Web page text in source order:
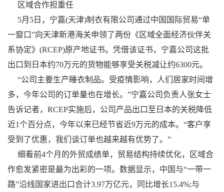
区域合作担重任
5月5日，宁嘉(天津)制衣有限公司通过中国国际贸易“单
一窗口”向天津新港海关申领了两份《区域全面经济伙伴关
系协定》(RCEP)原产地证书。凭借该证书，宁嘉公司这批
出口到日本约70万元的货物能够享受关税减让约6300元。
“公司主要生产睡衣制品。受疫情影响，人们居家时间增
多，今年公司的订单量也在增长。”宁嘉公司负责人张女士
告诉记者，RCEP实施后，公司产品出口至日本的关税降低
近1个百分点，今年以来已经节省近9万元的成本。“客户享
受到了优惠，我们谈订单也越来越有优势了。”
细看前4个月的外贸成绩单，贸易结构持续优化，区域合
作愈发紧密是最为出彩的一项。数据显示，中国与“一带一
路”沿线国家进出口合计3.97万亿元，同比增长15.4%;与